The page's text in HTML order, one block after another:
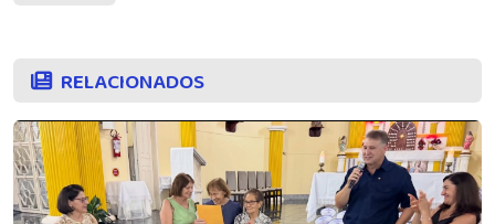
RELACIONADOS